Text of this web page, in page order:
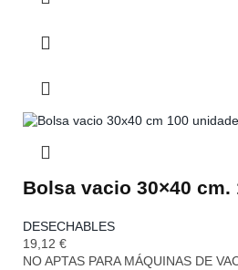
Bolsa vacio 30×40 cm.
DESECHABLES
19,12 €
NO APTAS PARA MÁQUINAS DE